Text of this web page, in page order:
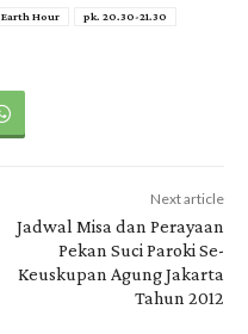
Earth Hour pk. 20.30-21.30
Next article
Jadwal Misa dan Perayaan
Pekan Suci Paroki Se-
Keuskupan Agung Jakarta
Tahun 2012